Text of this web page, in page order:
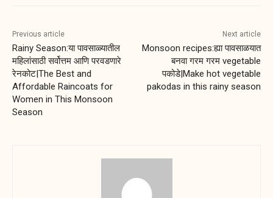
Previous article
Rainy Season:या पावसाळ्यातील
महिलांसाठी सर्वोत्तम आणि परवडणारे
रेनकोट|The Best and
Affordable Raincoats for
Women in This Monsoon
Season
Next article
Monsoon recipes:ह्या पावसाळयात
बनवा गरम गरम vegetable
पकोडे|Make hot vegetable
pakodas in this rainy season